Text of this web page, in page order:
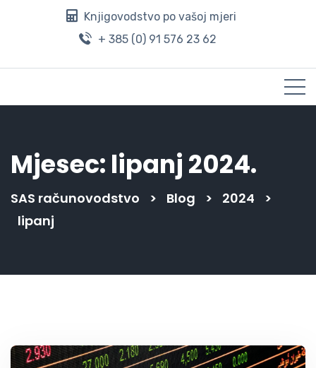
Knjigovodstvo po vašoj mjeri
+ 385 (0) 91 576 23 62
Mjesec: lipanj 2024.
SAS računovodstvo > Blog > 2024
>
lipanj